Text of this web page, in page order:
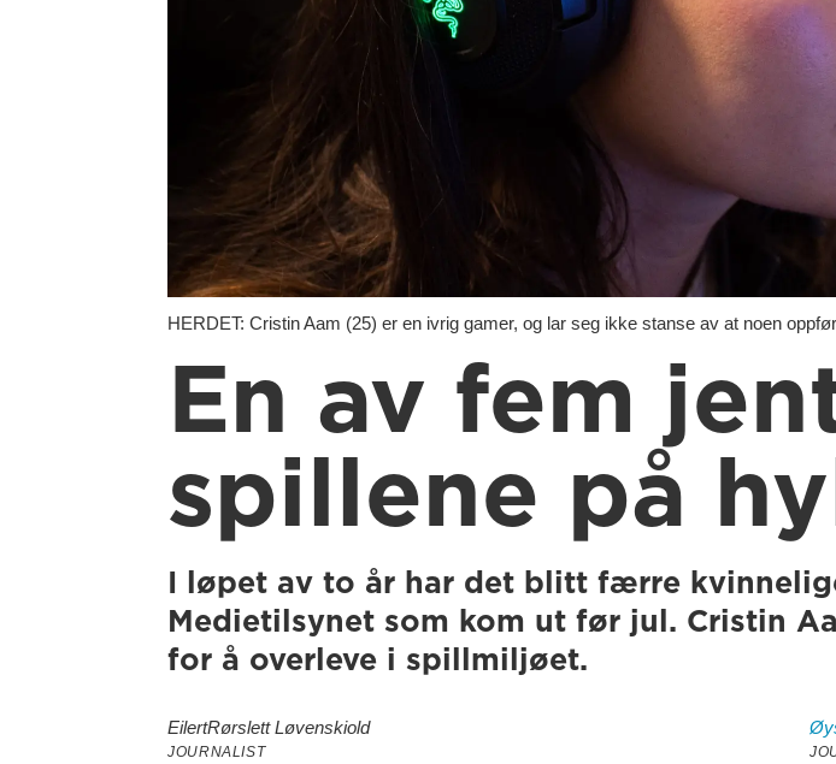
HERDET: Cristin Aam (25) er en ivrig gamer, og lar seg ikke stanse av at noen
En av fem
spillene på
I løpet av to år har det blitt færre
Medietilsynet som kom ut før jul. Cristin
for å overleve i spillmiljøet.
EilertRørslett Løvenskiold
JOURNALIST